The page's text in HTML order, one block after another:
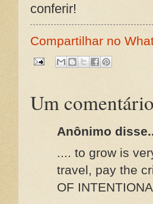
conferir!
Compartilhar no
Um
Anônimo
.... to grow is
travel, pay the
OF